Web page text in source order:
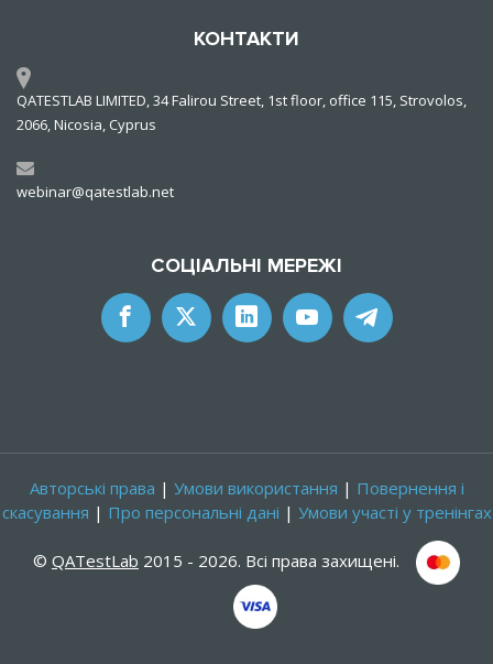
КОНТАКТИ
QATESTLAB LIMITED, 34 Falirou Street, 1st floor, office 115, Strovolos,
2066, Nicosia, Cyprus
webinar@qatestlab.net
СОЦІАЛЬНІ МЕРЕЖІ
Авторські права | Умови використання | Повернення і
скасування | Про персональні дані | Умови участі у тренінгах
© QATestLab 2015 - 2026. Всі права захищені.